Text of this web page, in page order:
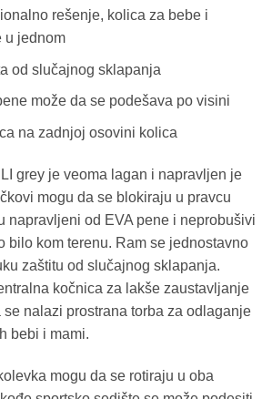
rešenje, kolica za bebe i
u jednom
od slučajnog sklapanja
može da se podešava po visini
na zadnjoj osovini kolica
grey je veoma lagan i napravljen je
mogu da se blokiraju u pravcu
napravljeni od EVA pene i neprobušivi
bilo kom terenu. Ram se jednostavno
zaštitu od slučajnog sklapanja.
kočnica za lakše zaustavljanje
se nalazi prostrana torba za odlaganje
bebi i mami.
mogu da se rotiraju u oba